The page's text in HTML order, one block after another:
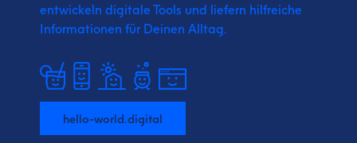
entwickeln digitale Tools und liefern hilfreiche
Informationen für Deinen Alltag.
hello-world.digital